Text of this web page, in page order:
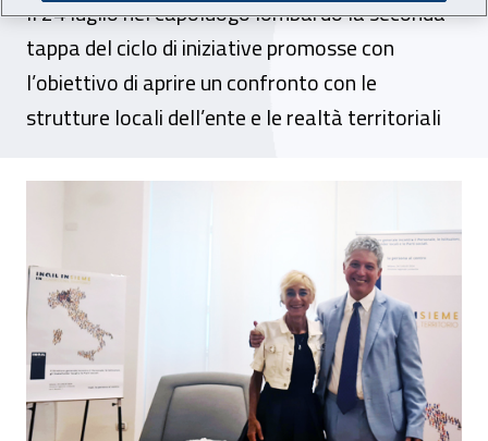
Il 24 luglio nel capoluogo lombardo la seconda
tappa del ciclo di iniziative promosse con
l’obiettivo di aprire un confronto con le
strutture locali dell’ente e le realtà territoriali